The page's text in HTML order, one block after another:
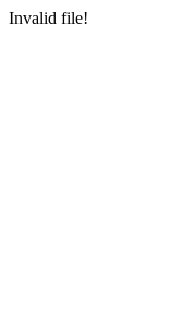
Invalid file!